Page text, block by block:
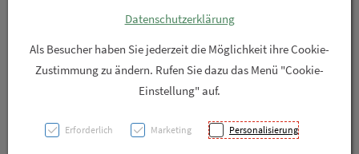
Datenschutzerklärung
Als Besucher haben Sie jederzeit die Möglichkeit ihre Cookie-
Zustimmung zu ändern. Rufen Sie dazu das Menü "Cookie-
Einstellung" auf.
Erforderlich Marketing Personalisierung